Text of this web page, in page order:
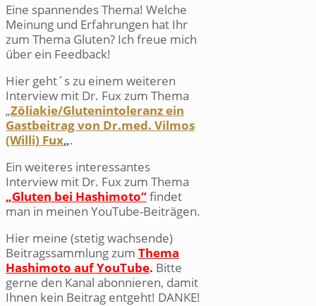
Eine spannendes Thema! Welche
Meinung und Erfahrungen hat Ihr
zum Thema Gluten? Ich freue mich
über ein Feedback!
Hier geht´s zu einem weiteren
Interview mit Dr. Fux zum Thema
„Zöliakie/Glutenintoleranz ein
Gastbeitrag von Dr.med. Vilmos
(Willi) Fux„.
Ein weiteres interessantes
Interview mit Dr. Fux zum Thema
„Gluten bei Hashimoto“findet
man in meinen YouTube-Beiträgen.
Hier meine (stetig wachsende)
Beitragssammlung zum Thema
Hashimoto auf YouTube. Bitte
gerne den Kanal abonnieren, damit
Ihnen kein Beitrag entgeht! DANKE!